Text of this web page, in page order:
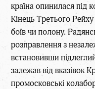
країна опинилася під
Кінець Третього
боїв чи полону.
розправлення з
встановивши
залежав від вказівок
промосковські